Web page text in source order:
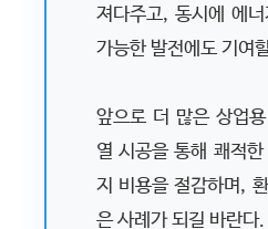
져다주고, 동시에 에
가능한 발전에도 기여
앞으로 더 많은 상업
열 시공을 통해 쾌적
지 비용을 절감하며,
은 사례가 되길 바란다.